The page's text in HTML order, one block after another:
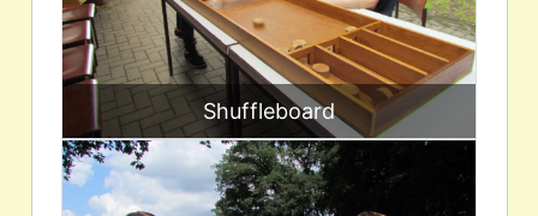
Shuffleboard